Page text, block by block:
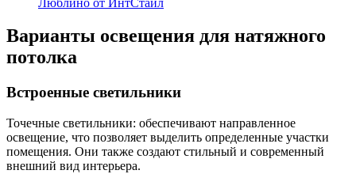
Варианты освещения для натяжного
потолка
Встроенные светильники
Точечные светильники: обеспечивают направленное
освещение, что позволяет выделить определенные участки
помещения. Они также создают стильный и современный
внешний вид интерьера.